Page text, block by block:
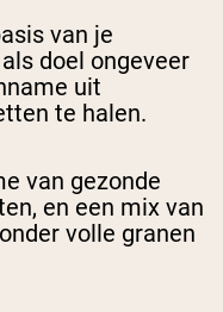
van je
doel ongeveer
uit
te halen.
van gezonde
en een mix van
volle granen